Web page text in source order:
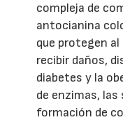
compleja de
antocianina
que protegen
recibir daños,
diabetes y la
de enzimas, las
formación de